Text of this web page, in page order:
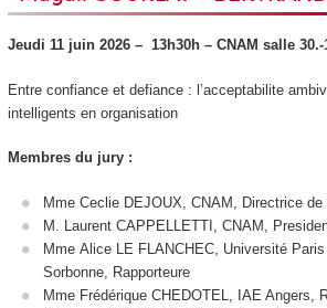
Jeudi 11 juin 2026 –13h30h – CNAM salle 30.-
Entre confiance et defiance : l’acceptabilite
intelligents en organisation
Membres du jury :
Mme Ceclie DEJOUX, CNAM, Directrice de
M. Laurent CAPPELLETTI, CNAM,
Mme Alice LE FLANCHEC, Université
Sorbonne, Rapporteure
Mme Frédérique CHEDOTEL, IAE Angers,